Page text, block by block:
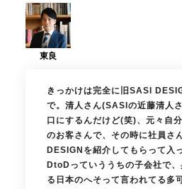
きっかけは完全に旧SASI
で。清人さん(SASIの近藤清人
口にするんだけど(笑)、元々自
のお客さんで、その時に社員さ
DESIGNを紹介してもらって入
DtoDっていううちの子会社で
る日本のへそって言われてる多